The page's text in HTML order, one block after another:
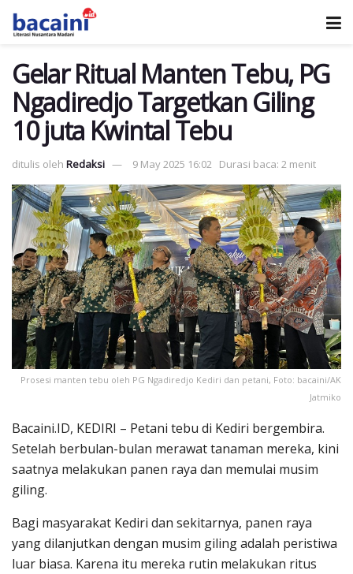
Gelar Ritual Manten Tebu, PG
Ngadiredjo Targetkan Giling
10 juta Kwintal Tebu
ditulis oleh Redaksi 9 May 2025 16:02 Durasi baca: 2 menit
Prosesi manten tebu oleh PG Ngadiredjo Kediri dan petani, Foto: bacaini/AK
Jatmiko
Bacaini.ID, KEDIRI – Petani tebu di Kediri bergembira.
Setelah berbulan-bulan merawat tanaman mereka, kini
saatnya melakukan panen raya dan memulai musim
giling.
Bagi masyarakat Kediri dan sekitarnya, panen raya
yang dilanjutkan dengan musim giling adalah peristiwa
luar biasa. Karena itu mereka rutin melakukan ritus